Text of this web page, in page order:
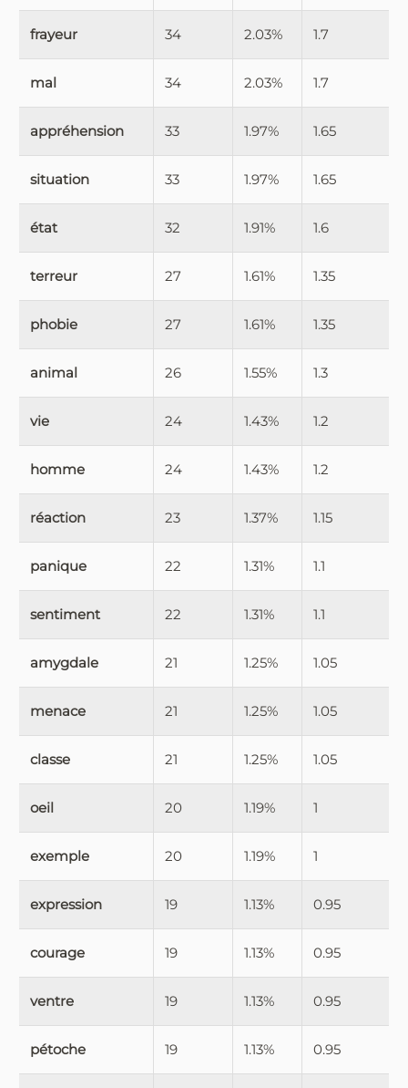
frayeur 34 2.03% 1.7
mal 34 2.03% 1.7
appréhension 33 1.97% 1.65
situation 33 1.97% 1.65
état 32 1.91% 1.6
terreur 27 1.61% 1.35
phobie 27 1.61% 1.35
animal 26 1.55% 1.3
vie 24 1.43% 1.2
homme 24 1.43% 1.2
réaction 23 1.37% 1.15
panique 22 1.31% 1.1
sentiment 22 1.31% 1.1
amygdale 21 1.25% 1.05
menace 21 1.25% 1.05
classe 21 1.25% 1.05
oeil 20 1.19% 1
exemple 20 1.19% 1
expression 19 1.13% 0.95
courage 19 1.13% 0.95
ventre 19 1.13% 0.95
pétoche 19 1.13% 0.95